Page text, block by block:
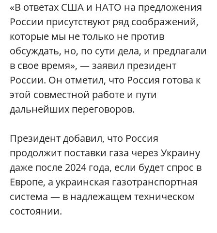
«В ответах США и НАТО на предложения
России присутствуют ряд соображений,
которые мы не только не против
обсуждать, но, по сути дела, и предлагали
в свое время», — заявил президент
России. Он отметил, что Россия готова к
этой совместной работе и пути
дальнейших переговоров.
Президент добавил, что Россия
продолжит поставки газа через Украину
даже после 2024 года, если будет спрос в
Европе, а украинская газотранспортная
система — в надлежащем техническом
состоянии.